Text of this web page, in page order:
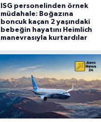
ISG personelinden örnek
müdahale: Boğazına
boncuk kaçan 2 yaşındaki
bebeğin hayatını Heimlich
manevrasıyla kurtardılar